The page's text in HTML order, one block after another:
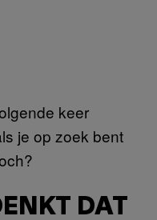
keer
je op zoek bent
DAT